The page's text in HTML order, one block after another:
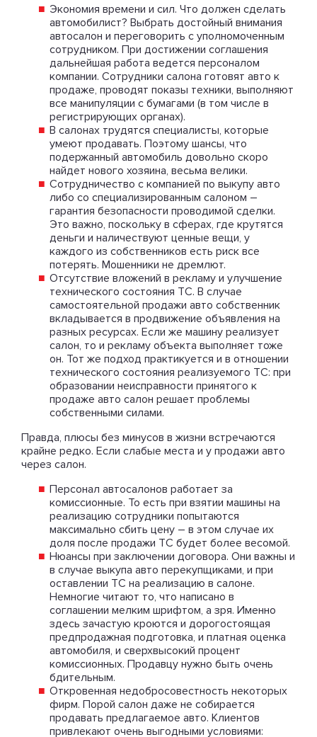
Экономия времени и сил. Что должен сделать
автомобилист? Выбрать достойный внимания
автосалон и переговорить с уполномоченным
сотрудником. При достижении соглашения
дальнейшая работа ведется персоналом
компании. Сотрудники салона готовят авто к
продаже, проводят показы техники, выполняют
все манипуляции с бумагами (в том числе в
регистрирующих органах).
В салонах трудятся специалисты, которые
умеют продавать. Поэтому шансы, что
подержанный автомобиль довольно скоро
найдет нового хозяина, весьма велики.
Сотрудничество с компанией по выкупу авто
либо со специализированным салоном –
гарантия безопасности проводимой сделки.
Это важно, поскольку в сферах, где крутятся
деньги и наличествуют ценные вещи, у
каждого из собственников есть риск все
потерять. Мошенники не дремлют.
Отсутствие вложений в рекламу и улучшение
технического состояния ТС. В случае
самостоятельной продажи авто собственник
вкладывается в продвижение объявления на
разных ресурсах. Если же машину реализует
салон, то и рекламу объекта выполняет тоже
он. Тот же подход практикуется и в отношении
технического состояния реализуемого ТС: при
образовании неисправности принятого к
продаже авто салон решает проблемы
собственными силами.
Правда, плюсы без минусов в жизни встречаются
крайне редко. Если слабые места и у продажи авто
через салон.
Персонал автосалонов работает за
комиссионные. То есть при взятии машины на
реализацию сотрудники попытаются
максимально сбить цену – в этом случае их
доля после продажи ТС будет более весомой.
Нюансы при заключении договора. Они важны и
в случае выкупа авто перекупщиками, и при
оставлении ТС на реализацию в салоне.
Немногие читают то, что написано в
соглашении мелким шрифтом, а зря. Именно
здесь зачастую кроются и дорогостоящая
предпродажная подготовка, и платная оценка
автомобиля, и сверхвысокий процент
комиссионных. Продавцу нужно быть очень
бдительным.
Откровенная недобросовестность некоторых
фирм. Порой салон даже не собирается
продавать предлагаемое авто. Клиентов
привлекают очень выгодными условиями: